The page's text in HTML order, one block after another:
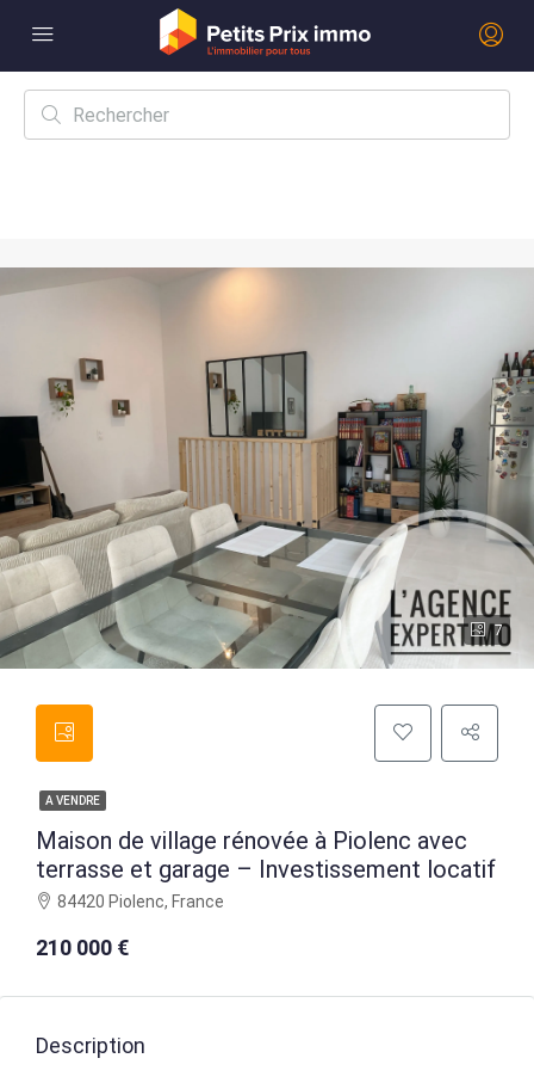
7
A VENDRE
Maison de village rénovée à Piolenc avec
terrasse et garage – Investissement locatif
84420 Piolenc, France
210 000 €
Description